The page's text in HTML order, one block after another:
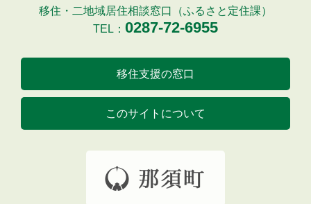
移住・二地域居住相談窓口（ふるさと定住課）
TEL： 0287-72-6955
移住支援の窓口
このサイトについて